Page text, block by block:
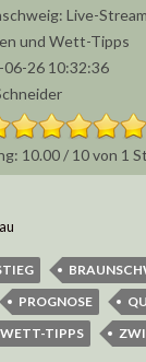
Live-
und Wett-Tipps
06-26 10:32:36
10.00/ 10von 1
PROGNOSE
WETT-TIPPS